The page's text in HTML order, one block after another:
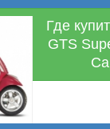
Где
GTS